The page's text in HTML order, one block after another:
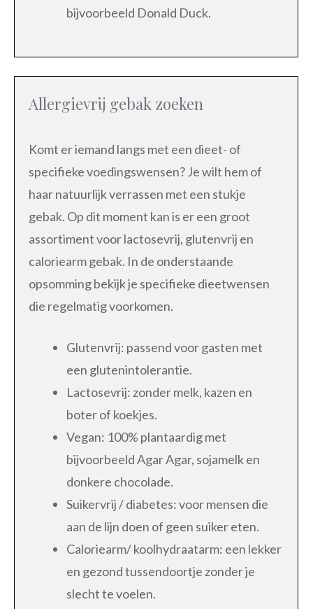
bijvoorbeeld Donald Duck.
Allergievrij gebak zoeken
Komt er iemand langs met een dieet- of
specifieke voedingswensen? Je wilt hem of
haar natuurlijk verrassen met een stukje
gebak. Op dit moment kan is er een groot
assortiment voor lactosevrij, glutenvrij en
caloriearm gebak. In de onderstaande
opsomming bekijk je specifieke dieetwensen
die regelmatig voorkomen.
Glutenvrij: passend voor gasten met
een glutenintolerantie.
Lactosevrij: zonder melk, kazen en
boter of koekjes.
Vegan: 100% plantaardig met
bijvoorbeeld Agar Agar, sojamelk en
donkere chocolade.
Suikervrij / diabetes: voor mensen die
aan de lijn doen of geen suiker eten.
Caloriearm/ koolhydraatarm: een lekker
en gezond tussendoortje zonder je
slecht te voelen.